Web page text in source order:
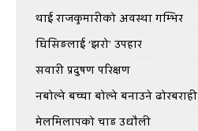
थाई राजकुमारीको अवस्था गम्भिर
घिसिङलाई ‘झरो’ उपहार
सवारी प्रदुषण परिक्षण
नबोल्ने बच्चा बोल्ने बनाउने ढोरबराही
मेलमिलापको चाड उधौली